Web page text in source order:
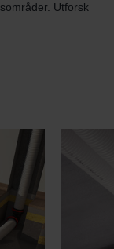
Utforsk